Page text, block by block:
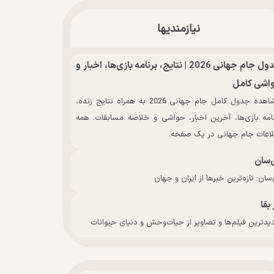
نیازمندیها
جدول جام جهانی 2026 | نتایج، برنامه بازی‌ها، اخبار و
کامل
مشاهده جدول کامل جام جهانی 2026 به همراه نتایج زنده،
بازی‌ها، آخرین اخبار، حواشی و خلاصه مسابقات. همه
جام جهانی در یک صفحه.
تازه‌ترین خبرها از ایران و جهان
بقا
فیلم‌ها و تصاویر از حیات‌وحش و دنیای حیوانات